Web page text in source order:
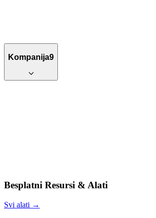
Kompanija9
Besplatni Resursi & Alati
Svi alati →